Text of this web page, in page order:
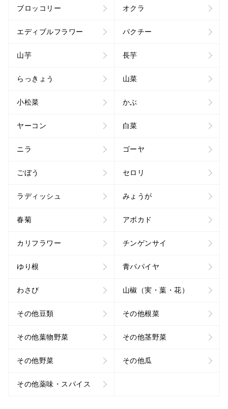
ブロッコリー オクラ
エディブルフラワー パクチー
山芋 長芋
らっきょう 山菜
小松菜 かぶ
ヤーコン 白菜
ニラ ゴーヤ
ごぼう セロリ
ラディッシュ みょうが
春菊 アボカド
カリフラワー チンゲンサイ
ゆり根 青パパイヤ
わさび 山椒（実・葉・花）
その他豆類 その他根菜
その他葉物野菜 その他茎野菜
その他野菜 その他瓜
その他薬味・スパイス